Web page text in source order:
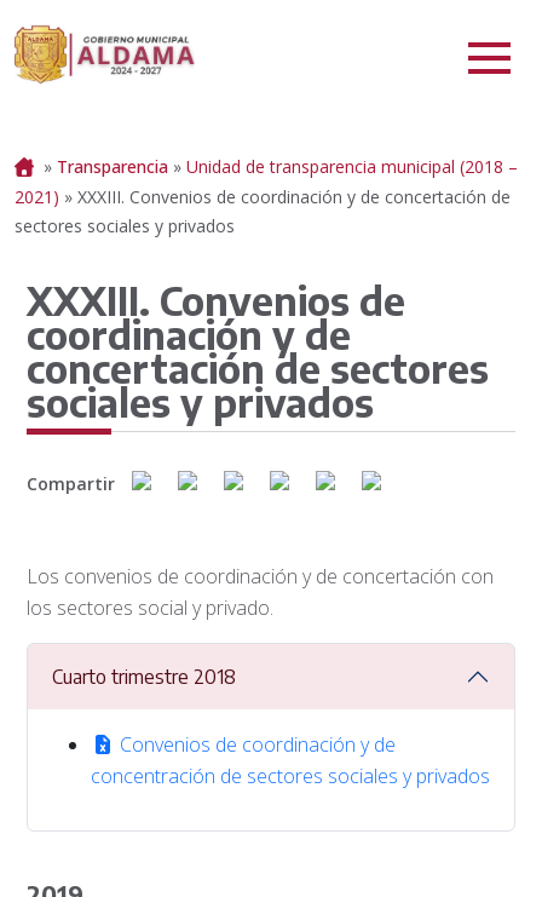
Portada
» Transparencia » Unidad de transparencia municipal (2018 –
2021) » XXXIII. Convenios de coordinación y de concertación de
sectores sociales y privados
XXXIII. Convenios de
coordinación y de
concertación de sectores
sociales y privados
Compartir
Los convenios de coordinación y de concertación con
los sectores social y privado.
Cuarto trimestre 2018
Convenios de coordinación y de
concentración de sectores sociales y privados